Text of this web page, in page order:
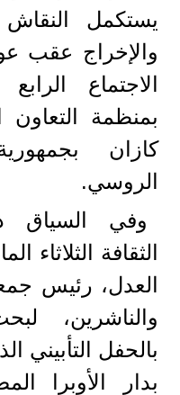
يستكمل
والإخراج عقب
الاجتماع
بمنظمة التعاون
كازان
الروسي.
وفي السياق
الثقافة
العدل، رئيس
والناشرين،
بالحفل التأبيني
بدار الأوبرا